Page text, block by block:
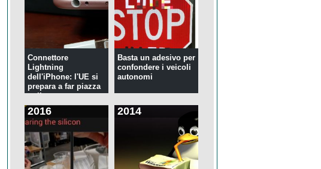
Connettore
Lightning
dell'iPhone: l'UE si
prepara a far piazza
pulita
Basta un adesivo per
confondere i veicoli
autonomi
2016 2014